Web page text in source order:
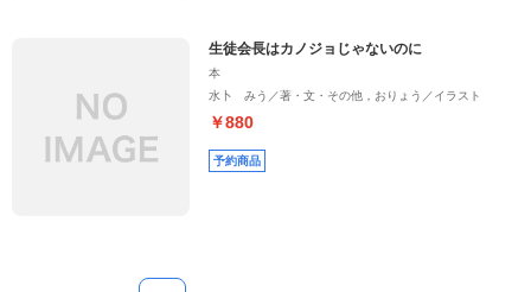
生徒会長はカノジョじゃないのに
本
水卜 みう／著・文・その他，おりょう／イラスト
￥880
予約商品